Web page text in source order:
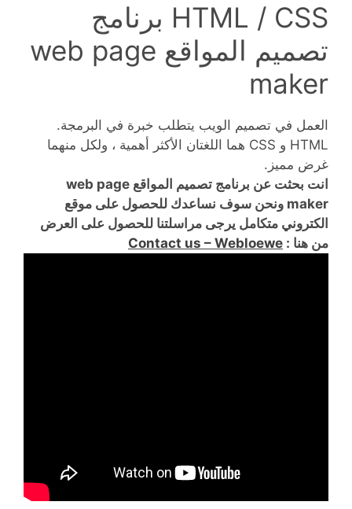
HTML / CSS برنامج
تصميم المواقع web page
maker
العمل في تصميم الويب يتطلب خبرة في البرمجة.
HTML و CSS هما اللغتان الأكثر أهمية ، ولكل منهما
غرض مميز.
انت بحثت عن برنامج تصميم المواقع web page
maker ونحن سوف نساعدك للحصول على موقع
الكتروني متكامل يرجى مراسلتنا للحصول على العرض
من هنا : Contact us – Webloewe